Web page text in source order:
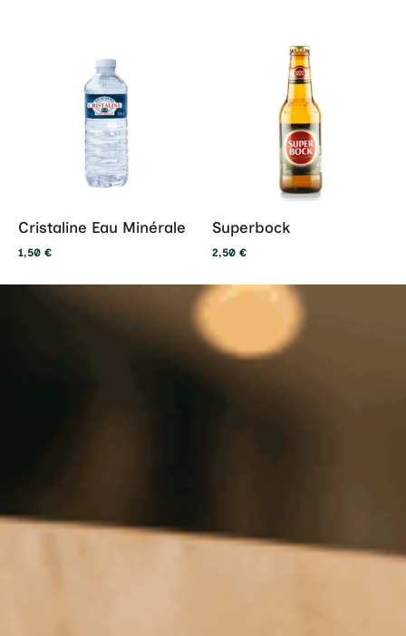
Cristaline Eau Minérale
1,50 €
Superbock
2,50 €